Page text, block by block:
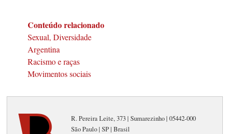
Conteúdo relacionado
Sexual, Diversidade
Argentina
Racismo e raças
Movimentos sociais
R. Pereira Leite, 373 | Sumarezinho | 05442-000
São Paulo | SP | Brasil